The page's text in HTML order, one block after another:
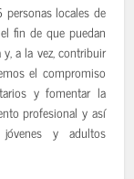
personas locales de
fin de que puedan
a la vez, contribuir
el compromiso
y fomentar la
profesional y así
y adultos